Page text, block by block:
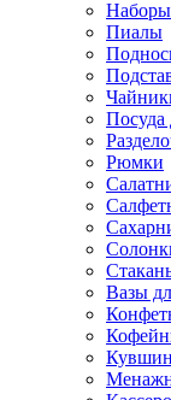
Наборы
Пиалы
Посуда
Рюмки
Вазы